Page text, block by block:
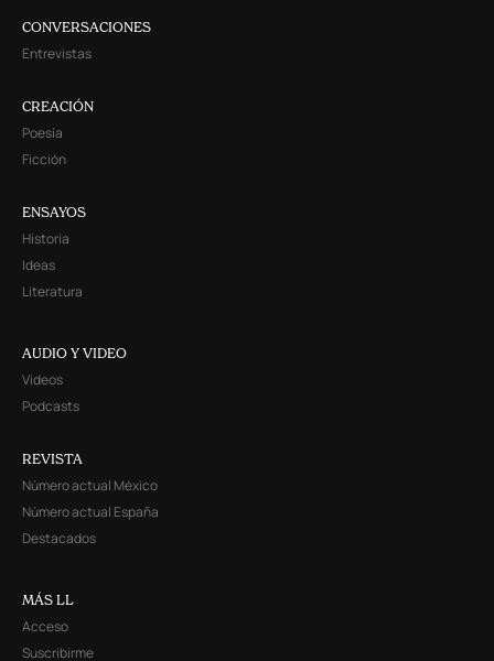
CONVERSACIONES
Entrevistas
CREACIÓN
Poesía
Ficción
ENSAYOS
Historia
Ideas
Literatura
AUDIO Y VIDEO
Videos
Podcasts
REVISTA
Número actual México
Número actual España
Destacados
MÁS LL
Acceso
Suscribirme